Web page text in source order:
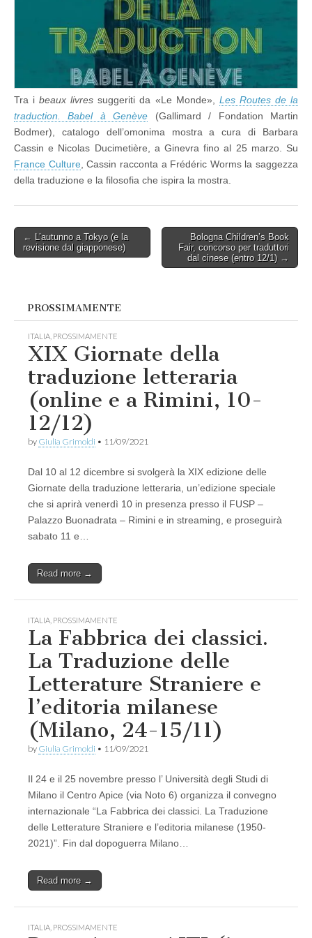
Tra ibeaux livressuggeriti da «Le Monde», Les Routes de la
traduction. Babel à Genève (Gallimard / Fondation Martin
Bodmer), catalogo dell’omonima mostra a cura di Barbara
Cassin e Nicolas Ducimetière, a Ginevra fino al 25 marzo. Su
France Culture, Cassin racconta a Frédéric Worms la saggezza
della traduzione e la filosofia che ispira la mostra.
Post
navigation
← L’autunno a Tokyo (e la
revisione dal giapponese)
Bologna Children’s Book
Fair, concorso per traduttori
dal cinese (entro 12/1) →
PROSSIMAMENTE
ITALIA PROSSIMAMENTE
XIX Giornate della
traduzione letteraria
(online e a Rimini, 10-
12/12)
by Giulia Grimoldi • 11/09/2021
Dal 10 al 12 dicembre si svolgerà la XIX edizione delle
Giornate della traduzione letteraria, un’edizione speciale
che si aprirà venerdì 10 in presenza presso il FUSP –
Palazzo Buonadrata – Rimini e in streaming, e proseguirà
sabato 11 e…
Read more →
ITALIA PROSSIMAMENTE
La Fabbrica dei classici.
La Traduzione delle
Letterature Straniere e
l’editoria milanese
(Milano, 24-15/11)
by Giulia Grimoldi • 11/09/2021
Il 24 e il 25 novembre presso l’ Università degli Studi di
Milano il Centro Apice (via Noto 6) organizza il convegno
internazionale “La Fabbrica dei classici. La Traduzione
delle Letterature Straniere e l’editoria milanese (1950-
2021)”. Fin dal dopoguerra Milano…
Read more →
ITALIA PROSSIMAMENTE